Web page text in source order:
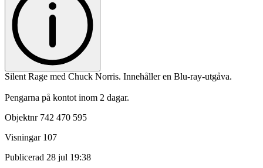
Silent Rage med Chuck Norris. Innehåller en Blu-ray-utgåva.
Pengarna på kontot inom 2 dagar.
Objektnr 742 470 595
Visningar 107
Publicerad 28 jul 19:38